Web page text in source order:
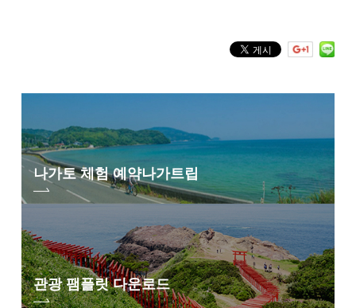
키워드 검색
나가토 체험 예약나가트립
관광 팸플릿 다운로드